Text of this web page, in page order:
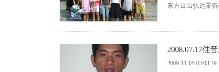
2008.07.17佳
2009-11-05 03:03:39